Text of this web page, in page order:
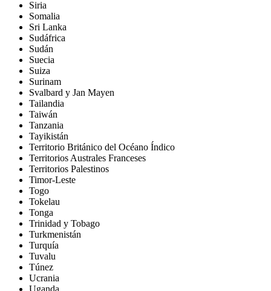
Siria
Somalia
Sri Lanka
Sudáfrica
Sudán
Suecia
Suiza
Surinam
Svalbard y Jan Mayen
Tailandia
Taiwán
Tanzania
Tayikistán
Territorio Británico del Océano Índico
Territorios Australes Franceses
Territorios Palestinos
Timor-Leste
Togo
Tokelau
Tonga
Trinidad y Tobago
Turkmenistán
Turquía
Tuvalu
Túnez
Ucrania
Uganda